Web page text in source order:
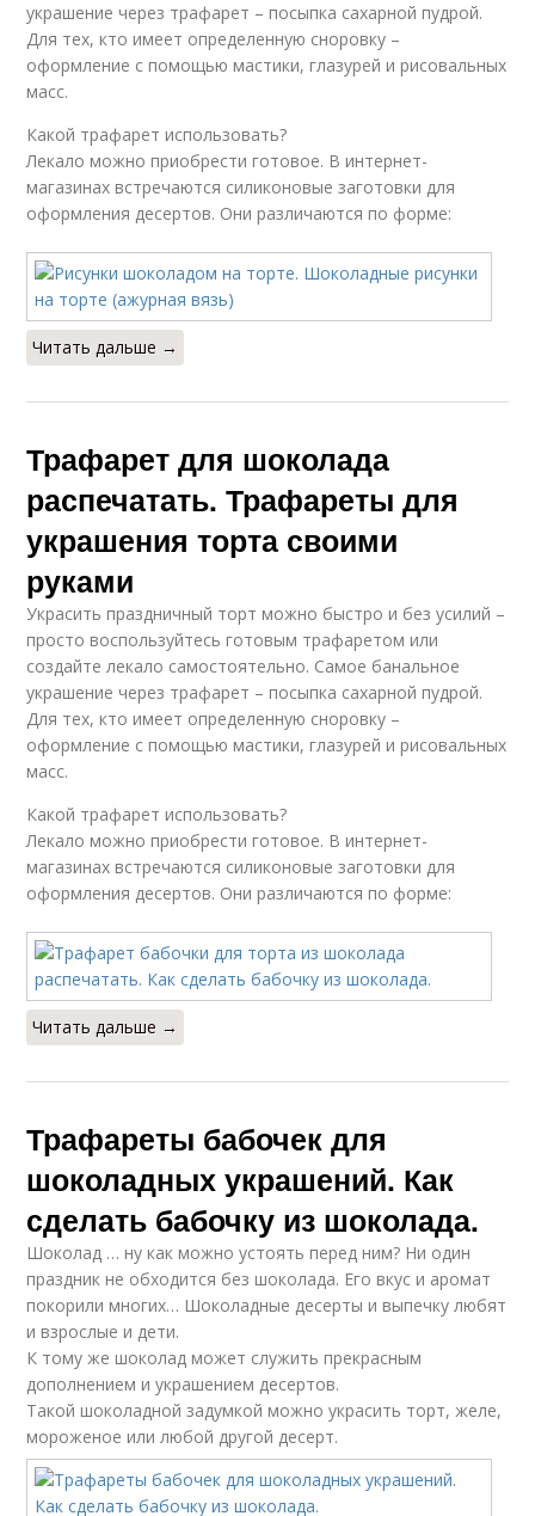
украшение через трафарет – посыпка сахарной пудрой.
Для тех, кто имеет определенную сноровку –
оформление с помощью мастики, глазурей и рисовальных
масс.
Какой трафарет использовать?
Лекало можно приобрести готовое. В интернет-
магазинах встречаются силиконовые заготовки для
оформления десертов. Они различаются по форме:
Читать дальше →
Трафарет для шоколада
распечатать. Трафареты для
украшения торта своими
руками
Украсить праздничный торт можно быстро и без усилий –
просто воспользуйтесь готовым трафаретом или
создайте лекало самостоятельно. Самое банальное
украшение через трафарет – посыпка сахарной пудрой.
Для тех, кто имеет определенную сноровку –
оформление с помощью мастики, глазурей и рисовальных
масс.
Какой трафарет использовать?
Лекало можно приобрести готовое. В интернет-
магазинах встречаются силиконовые заготовки для
оформления десертов. Они различаются по форме:
Читать дальше →
Трафареты бабочек для
шоколадных украшений. Как
сделать бабочку из шоколада.
Шоколад … ну как можно устоять перед ним? Ни один
праздник не обходится без шоколада. Его вкус и аромат
покорили многих… Шоколадные десерты и выпечку любят
и взрослые и дети.
К тому же шоколад может служить прекрасным
дополнением и украшением десертов.
Такой шоколадной задумкой можно украсить торт, желе,
мороженое или любой другой десерт.